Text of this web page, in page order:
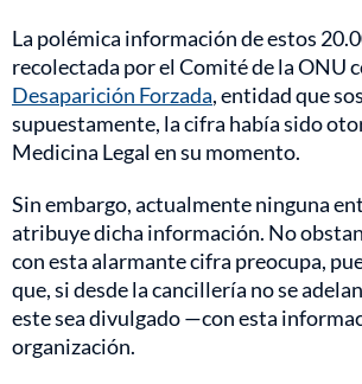
La polémica información de estos
recolectada por el Comité de la ONU
Desaparición Forzada, entidad que
supuestamente, la cifra había sido
Medicina Legal en su momento.
Sin embargo, actualmente ninguna
atribuye dicha información. No
con esta alarmante cifra preocupa,
que, si desde la cancillería no se
este sea divulgado —con esta
organización.